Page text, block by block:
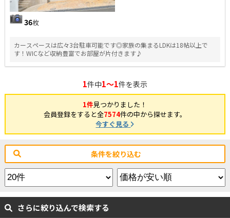
36枚
カースペースは広々3台駐車可能です◎家族の集まるLDKは18帖以上で
す！WICなど収納豊富でお部屋が片付きます♪
1件中1～1件を表示
1件見つかりました！
会員登録をすると全7574件の中から探せます。
今すぐ見る
条件を絞り込む
さらに絞り込んで検索する